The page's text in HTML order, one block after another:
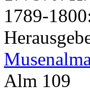
1789-
Alm 109